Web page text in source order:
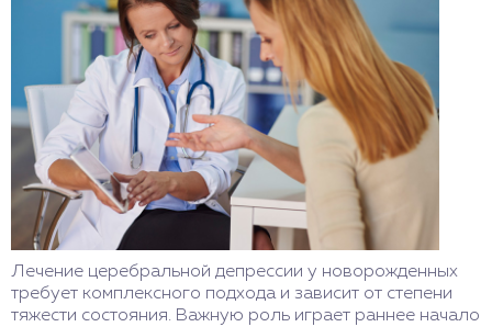
Лечение церебральной депрессии у новорожденных
требует комплексного подхода и зависит от степени
тяжести состояния. Важную роль играет раннее начало